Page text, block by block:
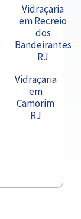
Vidraçaria
em Recreio
dos
Bandeirantes
RJ
Vidraçaria
em
Camorim
RJ